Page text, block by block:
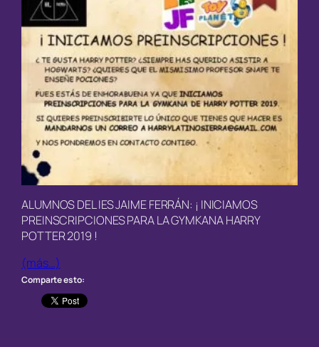
ALUMNOS DEL IES JAIME FERRÁN: ¡ INICIAMOS
PREINSCRIPCIONES PARA LA GYMKANA HARRY
POTTER 2019 !
(más…)
Comparte esto: